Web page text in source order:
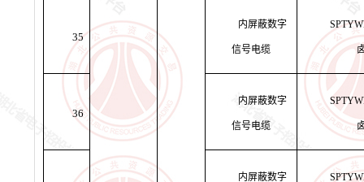
35
内屏蔽数字
信号电缆
36
内屏蔽数字
信号电缆
内屏蔽数字